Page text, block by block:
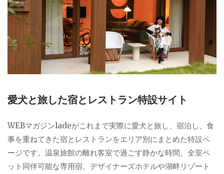
愛犬と旅した宿とレストラン特設サイト
WEBマガジンladeがこれまで実際に愛犬と旅し、宿泊し、食
事を重ねてきた宿とレストランをエリア別にまとめた特設ペ
ージです。温泉旅館の離れ客室で過ごす静かな時間、全室ペ
ット同伴可能な専用宿、デザイナーズホテルや湖畔リゾート